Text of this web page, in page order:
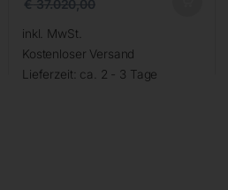
€37.020,00
inkl. MwSt.
Kostenloser Versand
Lieferzeit: ca. 2 - 3 Tage